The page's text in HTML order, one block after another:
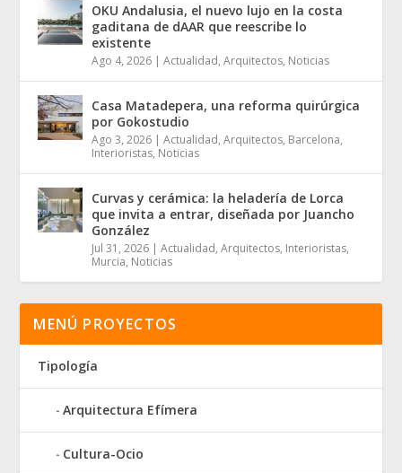
OKU Andalusia, el nuevo lujo en la costa
gaditana de dAAR que reescribe lo
existente
Ago 4, 2026 |Actualidad,Arquitectos, Noticias
Casa Matadepera, una reforma quirúrgica
por Gokostudio
Ago 3, 2026 |Actualidad,Arquitectos, Barcelona,
Interioristas, Noticias
Curvas y cerámica: la heladería de Lorca
que invita a entrar, diseñada por Juancho
González
Jul 31, 2026 |Actualidad,Arquitectos, Interioristas,
Murcia, Noticias
MENÚ PROYECTOS
Tipología
Arquitectura Efímera
Cultura-Ocio